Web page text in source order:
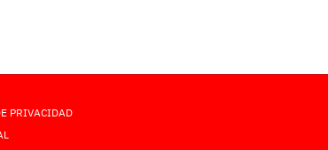
PRIVACIDAD